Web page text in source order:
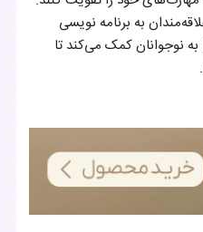
به برنامه‌ نویسی
به نوجوانان کمک می‌کند تا